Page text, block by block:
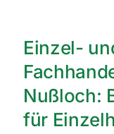
Einzel-
Nußloch:
für